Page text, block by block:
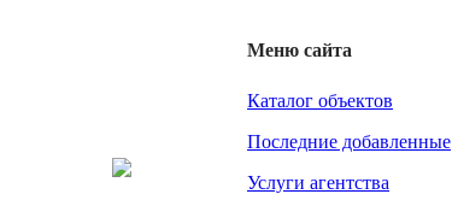
Меню сайта
Каталог объектов
Последние добавленные
Услуги агентства